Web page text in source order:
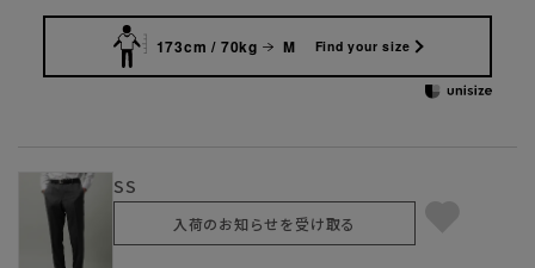
173cm / 70kg M Find your size
SS
入荷のお知らせを受け取る